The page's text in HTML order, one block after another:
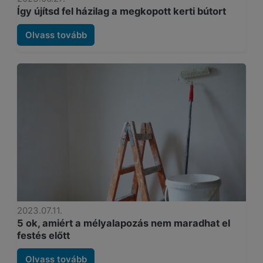
Így újítsd fel házilag a megkopott kerti bútort
Olvass tovább
2023.07.11.
5 ok, amiért a mélyalapozás nem maradhat el
festés előtt
Olvass tovább